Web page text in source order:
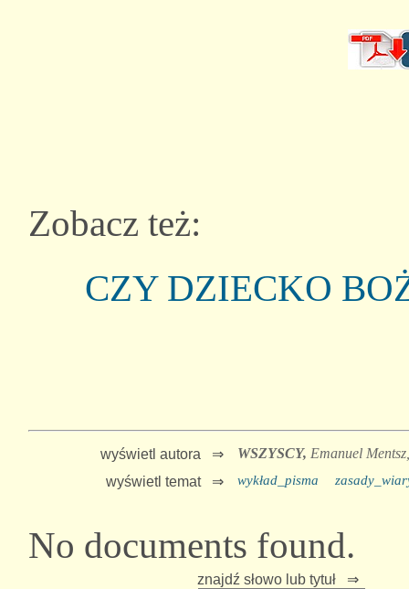
Zobacz też:
CZY DZIECKO
wyświetl autora ⇒ WSZYSCY, Emanuel
wyświetl temat ⇒
wykład_pisma
No documents found.
znajdź słowo lub tytuł ⇒